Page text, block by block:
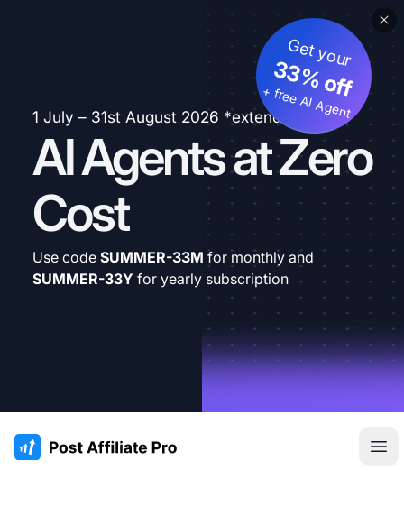
1 July – 31st August 2026 *extended
AI Agents at Zero
Cost
Get your
33% off
+ free AI Agent
Use code SUMMER-33M for monthly and
SUMMER-33Y for yearly subscription
:site.title